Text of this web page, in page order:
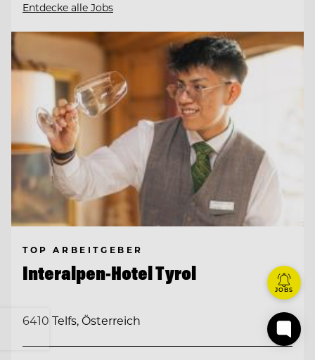
Entdecke alle Jobs
TOP ARBEITGEBER
Interalpen-Hotel Tyrol
6410 Telfs, Österreich
JOBS